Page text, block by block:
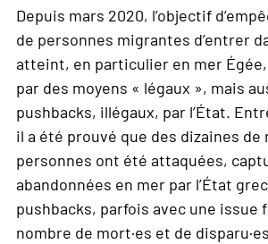
Depuis mars 2020, l’objectif
de personnes migrantes d’entrer
atteint, en particulier en mer
par des moyens « légaux », mais
pushbacks, illégaux, par l’État.
il a été prouvé que des dizaines de
personnes ont été attaquées,
abandonnées en mer par l’État
pushbacks, parfois avec une issue
nombre de mort·es et de